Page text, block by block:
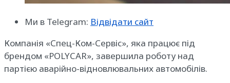
Ми в Telegram: Відвідати сайт
Компанія «Спец-Ком-Сервіс», яка працює під
брендом «POLYCAR», завершила роботу над
партією аварійно-відновлювальних автомобілів.